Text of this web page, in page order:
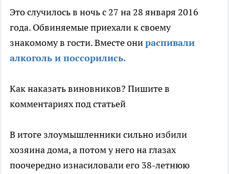
Это случилось в ночь с 27 на 28 января 2016
года. Обвиняемые приехали к своему
знакомому в гости. Вместе онираспивали
алкоголь и поссорились.
Как наказать виновников? Пишите в
комментариях под статьей
В итоге злоумышленники сильно избили
хозяина дома, а потом у него на глазах
поочередно изнасиловали его 38-летнюю